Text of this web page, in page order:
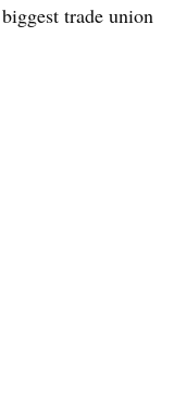
trade union